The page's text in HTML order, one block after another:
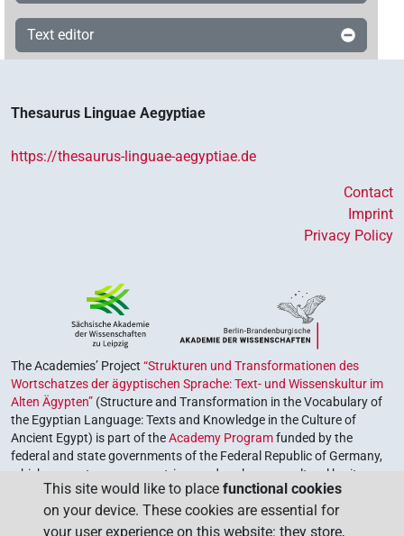
Text editor
Thesaurus Linguae Aegyptiae
https://thesaurus-linguae-aegyptiae.de
Contact
Imprint
Privacy Policy
The Academies’ Project “Strukturen und Transformationen des
Wortschatzes der ägyptischen Sprache: Text- und Wissenskultur im
Alten Ägypten” (Structure and Transformation in the Vocabulary of
the Egyptian Language: Texts and Knowledge in the Culture of
Ancient Egypt) is part of theAcademy Programfunded by the
federal and state governments of the Federal Republic of Germany,
which serves to preserve, retrieve and explore our cultural heritage.
The program is coordinated by theUnion of the German Academies
of Sciences and Humanities.
This site would like to place functional cookies
on your device. These cookies are essential for
your user experience on this website: they store,